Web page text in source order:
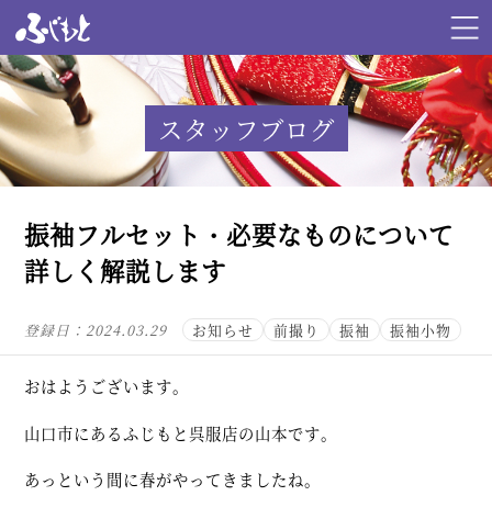
スタッフブログ
振袖フルセット・必要なものについて
詳しく解説します
登録日：2024.03.29 お知らせ 前撮り 振袖 振袖小物
おはようございます。
山口市にあるふじもと呉服店の山本です。
あっという間に春がやってきましたね。